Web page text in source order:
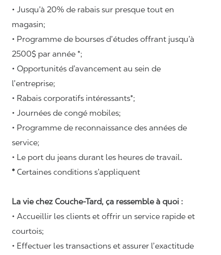
• Jusqu’à 20% de rabais sur presque tout en
magasin;
• Programme de bourses d’études offrant jusqu’à
2500$ par année *;
• Opportunités d’avancement au sein de
l’entreprise;
• Rabais corporatifs intéressants*;
• Journées de congé mobiles;
• Programme de reconnaissance des années de
service;
• Le port du jeans durant les heures de travail.
* Certaines conditions s’appliquent
La vie chez Couche-Tard, ça ressemble à quoi :
• Accueillir les clients et offrir un service rapide et
courtois;
• Effectuer les transactions et assurer l’exactitude